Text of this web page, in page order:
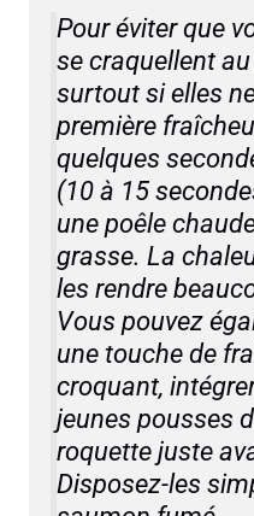
Pour éviter que
se craquellent
surtout si elles
première
quelques
(10 à 15
une poêle
grasse. La
les rendre
Vous pouvez
une touche de
croquant,
jeunes pousses
roquette juste
Disposez-les